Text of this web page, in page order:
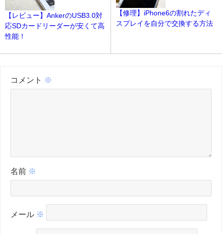
【レビュー】AnkerのUSB3.0対
応SDカードリーダーが安くて高
性能！
【修理】iPhone6の割れたディ
スプレイを自分で交換する方法
コメント ※
名前 ※
メール ※